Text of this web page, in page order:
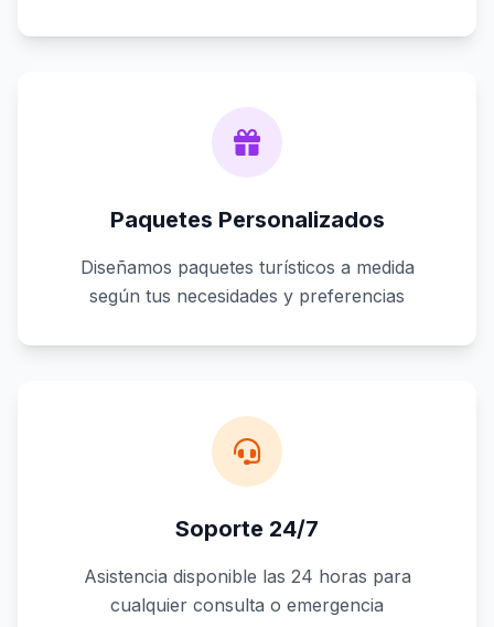
Paquetes Personalizados
Diseñamos paquetes turísticos a medida
según tus necesidades y preferencias
Soporte 24/7
Asistencia disponible las 24 horas para
cualquier consulta o emergencia